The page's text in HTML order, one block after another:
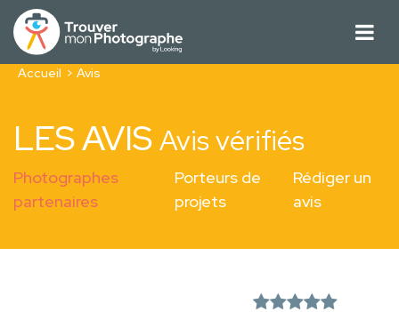
Accueil Avis
LES AVIS Avis vérifiés
Photographes
partenaires
Porteurs de
projets
Rédiger un
avis